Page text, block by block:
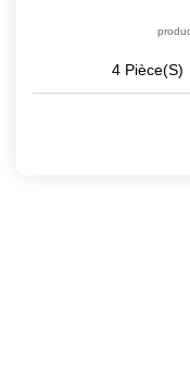
4 Pièce(s)